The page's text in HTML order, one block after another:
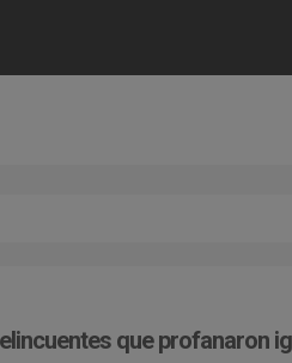
que profanaron